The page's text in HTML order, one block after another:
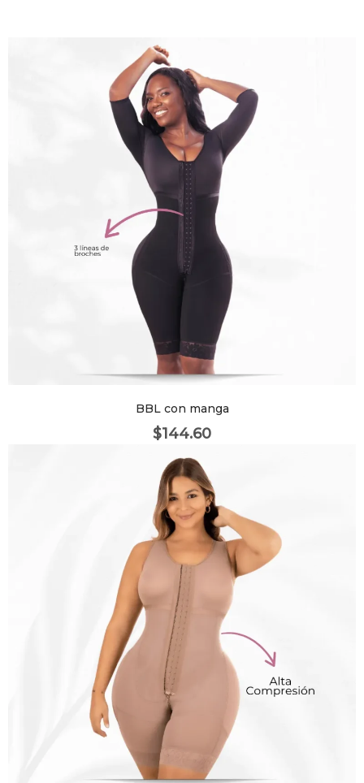
done faster.
About Envato
Careers
Privacy Policy
Sitemap
Community
Blog
Forums
Meetups
BBL con manga
$144.60